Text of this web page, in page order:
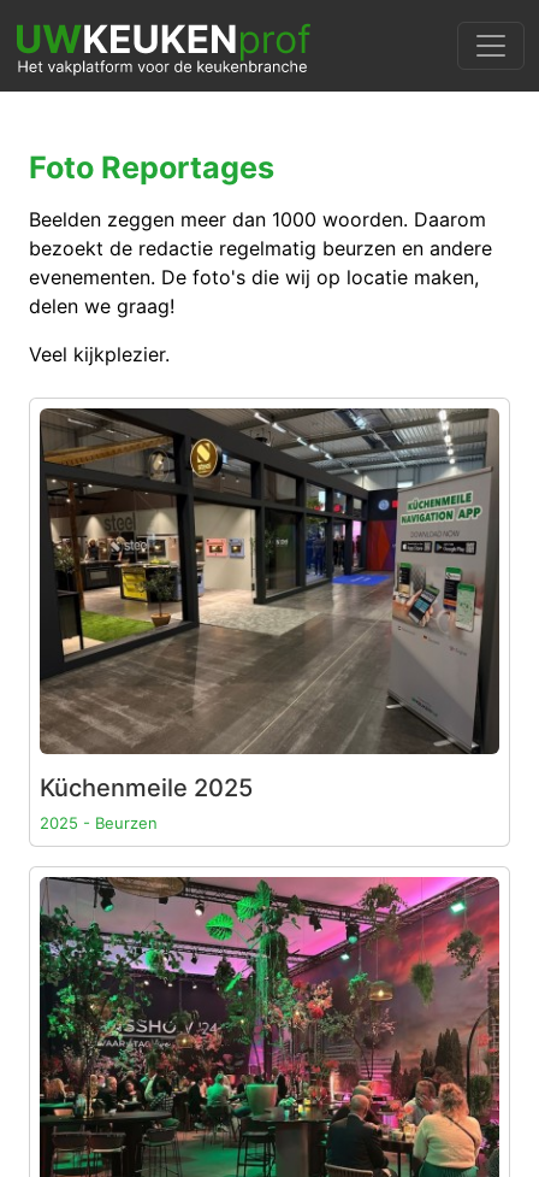
Foto Reportages
Beelden zeggen meer dan 1000 woorden. Daarom
bezoekt de redactie regelmatig beurzen en andere
evenementen. De foto's die wij op locatie maken,
delen we graag!
Veel kijkplezier.
Küchenmeile 2025
2025 - Beurzen